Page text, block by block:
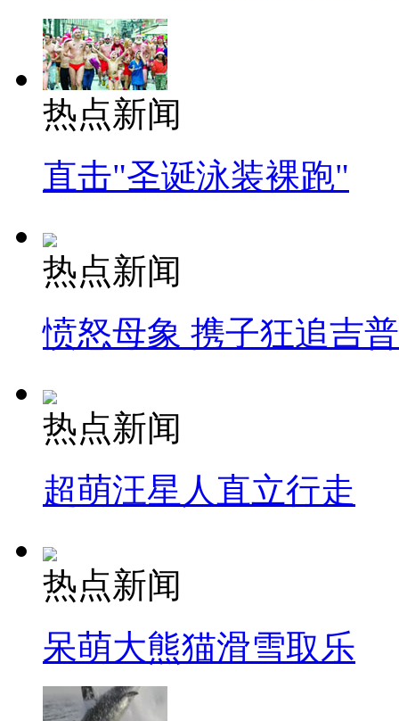
热点新闻
直击"圣诞泳装裸跑"
热点新闻
愤怒母象 携子狂追吉
热点新闻
超萌汪星人直立行走
热点新闻
呆萌大熊猫滑雪取乐